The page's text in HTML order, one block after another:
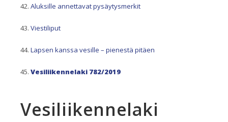
Aluksille annettavat pysäytysmerkit
Viestiliput
Lapsen kanssa vesille – pienestä pitäen
Vesiliikennelaki 782/2019
Vesiliikennelaki